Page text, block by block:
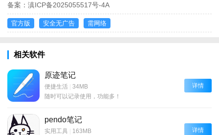
备案： 滇ICP备2025055517号-4A
官方版 安全无广告 需网络
相关软件
原迹笔记
便捷生活 | 34MB
随时可以记录使用，功能多！
详情
pendo笔记
实用工具 | 163MB
详情